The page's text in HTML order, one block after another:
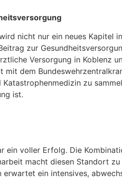
nicht nur ein neues Kapitel
zur
Versorgung in Koblenz
dem
zu
ist.
ein voller Erfolg. Die
macht diesen Standort
ein intensives,